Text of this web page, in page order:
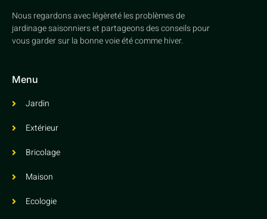
Nous regardons avec légèreté les problèmes de
jardinage saisonniers et partageons des conseils pour
vous garder sur la bonne voie été comme hiver.
Menu
Jardin
Extérieur
Bricolage
Maison
Ecologie